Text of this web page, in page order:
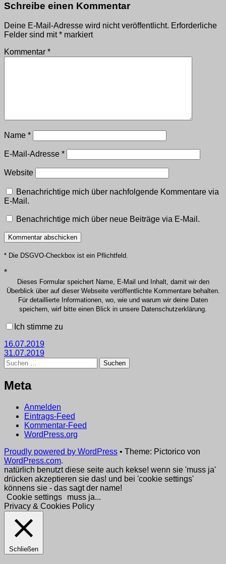
in
neuem
geöffnet)
2019,
Schreibe einen Kommentar
Deine E-Mail-Adresse wird nicht veröffentlicht. Erforderliche
Felder sind mit* markiert
Kommentar *
Name *
E-Mail-Adresse *
Website
Benachrichtige mich über nachfolgende Kommentare via
E-Mail.
Benachrichtige mich über neue Beiträge via E-Mail.
* Die DSGVO-Checkbox ist ein Pflichtfeld.
*
Dieses Formular speichert Name, E-Mail und Inhalt, damit wir den
Überblick über auf dieser Webseite veröffentlichte Kommentare behalten.
Für detaillierte Informationen, wo, wie und warum wir deine Daten
speichern, wirf bitte einen Blick in unsere Datenschutzerklärung.
Ich stimme zu
Beitragsnavigation
16.07.2019
31.07.2019
Suchen
nach:
Meta
Anmelden
Eintrags-Feed
Kommentar-Feed
WordPress.org
Proudly powered by WordPress • Theme: Pictorico von
WordPress.com.
natürlich benutzt diese seite auch kekse! wenn sie 'muss ja'
drücken akzeptieren sie das! und bei 'cookie settings'
könnens sie - das sagt der name!
Cookie settings
muss ja...
Privacy & Cookies Policy
Schließen